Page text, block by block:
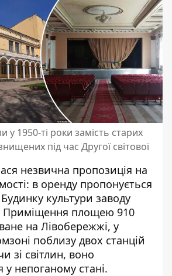
у 1950-ті роки замість старих
під час Другої світової
незвична пропозиція на
в оренду пропонується
культури заводу
Приміщення площею 910
на Лівобережжі, у
поблизу двох станцій
зі світлин, воно
у непоганому стані.